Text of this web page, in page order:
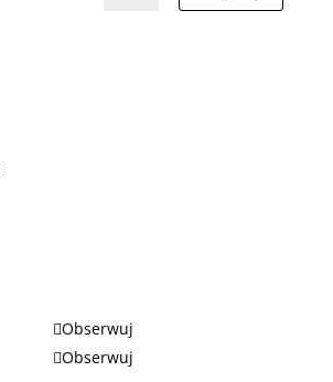
Obserwuj
Obserwuj